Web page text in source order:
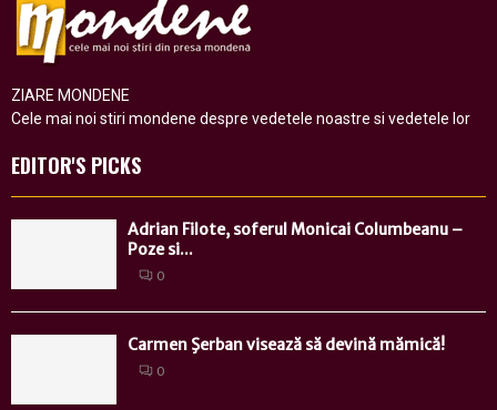
ZIARE MONDENE
Cele mai noi stiri mondene despre vedetele noastre si vedetele lor
EDITOR'S PICKS
Adrian Filote, soferul Monicai Columbeanu –
Poze si...
0
Carmen Şerban visează să devină mămică!
0